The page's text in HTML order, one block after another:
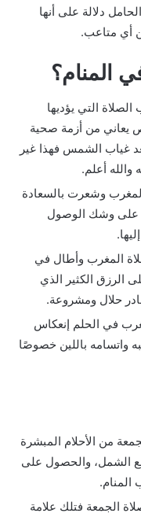
دلالة على أنها
أي متاعب.
المنام؟
التي يؤديها
يعاني من أزمة صحية
غياب الشمس فهذا غير
والله أعلم.
المغرب وشعرت بالسعادة
على وشك الوصول
المغرب وأطال في
الرزق الكثير الذي
حلال ومشروعة.
في الحلم إنعكاس
واتسامه باللين خصوصًا
من الأحلام المبشرة
الشمل، والحصول على
الجمعة فتلك علامة